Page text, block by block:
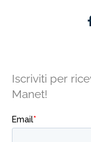
Iscriviti per
Manet!